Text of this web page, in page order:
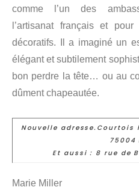
comme l’un des
l’artisanat français et
décoratifs. Il a imaginé un
élégant et subtilement
bon perdre la tête… ou au
dûment chapeautée.
Nouvelle adresse.Courtois
75004
Et aussi : 8 rue de
Marie Miller